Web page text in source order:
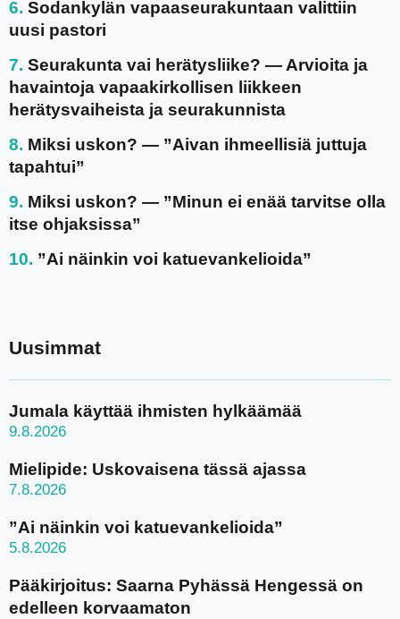
Sodankylän vapaaseurakuntaan valittiin
uusi pastori
Seurakunta vai herätysliike? — Arvioita ja
havaintoja vapaakirkollisen liikkeen
herätysvaiheista ja seurakunnista
Miksi uskon? — ”Aivan ihmeellisiä juttuja
tapahtui”
Miksi uskon? — ”Minun ei enää tarvitse olla
itse ohjaksissa”
”Ai näinkin voi katuevankelioida”
Uusimmat
Jumala käyttää ihmisten hylkäämää
9.8.2026
Mielipide: Uskovaisena tässä ajassa
7.8.2026
”Ai näinkin voi katuevankelioida”
5.8.2026
Pääkirjoitus: Saarna Pyhässä Hengessä on
edelleen korvaamaton